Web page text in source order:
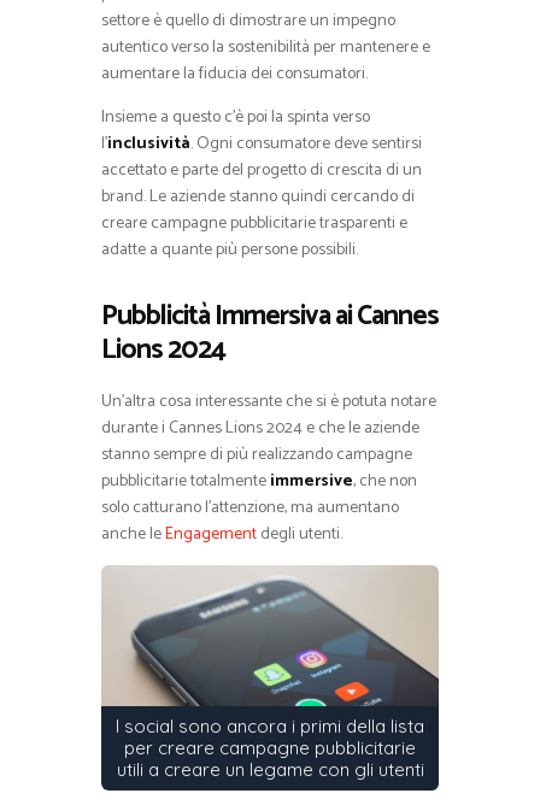
settore è quello di dimostrare un impegno
autentico verso la sostenibilità per mantenere e
aumentare la fiducia dei consumatori.
Insieme a questo c’è poi la spinta verso
l’inclusività. Ogni consumatore deve sentirsi
accettato e parte del progetto di crescita di un
brand. Le aziende stanno quindi cercando di
creare campagne pubblicitarie trasparenti e
adatte a quante più persone possibili.
Pubblicità Immersiva ai Cannes
Lions 2024
Un’altra cosa interessante che si è potuta notare
durante i Cannes Lions 2024 e che le aziende
stanno sempre di più realizzando campagne
pubblicitarie totalmenteimmersive, che non
solo catturano l’attenzione, ma aumentano
anche leEngagementdegli utenti.
I social sono ancora i primi della lista
per creare campagne pubblicitarie
utili a creare un legame con gli utenti